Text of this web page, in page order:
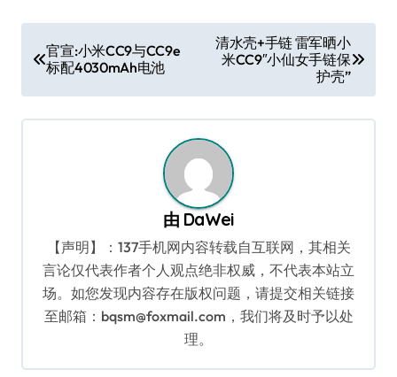
章
导
航
官宣:小米CC9与CC9e
标配4030mAh电池
清水壳+手链 雷军晒小
米CC9″小仙女手链保
护壳”
由 DaWei
【声明】：137手机网内容转载自互联网，其相关
言论仅代表作者个人观点绝非权威，不代表本站立
场。如您发现内容存在版权问题，请提交相关链接
至邮箱：bqsm@foxmail.com，我们将及时予以处
理。